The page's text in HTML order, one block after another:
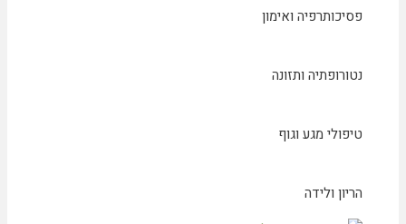
פסיכותרפיה ואימון
נטורופתיה ותזונה
טיפולי מגע וגוף
הריון ולידה